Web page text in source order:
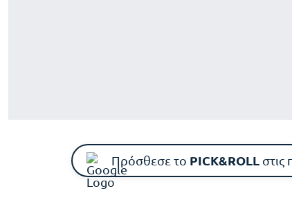
Πρόσθεσε το PICK&ROLL στις